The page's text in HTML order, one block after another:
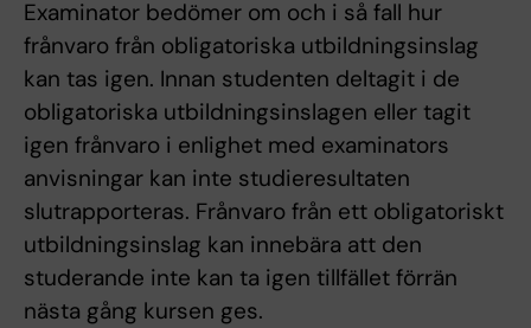
Examinator bedömer om och i så fall hur
frånvaro från obligatoriska utbildningsinslag
kan tas igen. Innan studenten deltagit i de
obligatoriska utbildningsinslagen eller tagit
igen frånvaro i enlighet med examinators
anvisningar kan inte studieresultaten
slutrapporteras. Frånvaro från ett obligatoriskt
utbildningsinslag kan innebära att den
studerande inte kan ta igen tillfället förrän
nästa gång kursen ges.